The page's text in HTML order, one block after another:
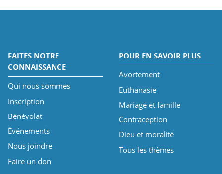
FAITES NOTRE
CONNAISSANCE
Qui nous sommes
Inscription
Bénévolat
Événements
Nous joindre
Faire un don
POUR EN SAVOIR PLUS
Avortement
Euthanasie
Mariage et famille
Contraception
Dieu et moralité
Tous les thèmes